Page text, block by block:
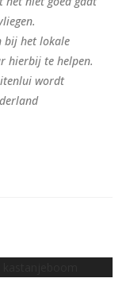
bij het lokale
hierbij te helpen.
wordt